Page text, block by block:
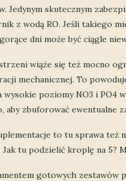
Jedynym skutecznym
z wodą RO. Jeśli takiego
dni może być ciągle
wiąże się też mocno
mechanicznej. To
wysokie poziomy NO3 i
aby zbuforować ewentualne
to tu sprawa też
Jak tu podzielić kroplę na 5?
gotowych zestawów